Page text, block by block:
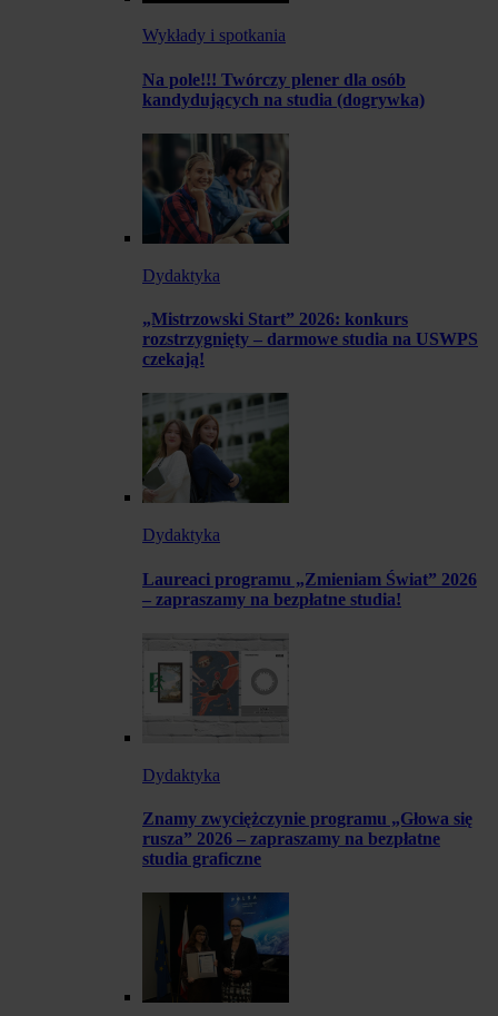
Wykłady i spotkania
Na pole!!! Twórczy plener dla osób
kandydujących na studia (dogrywka)
Dydaktyka
„Mistrzowski Start” 2026: konkurs
rozstrzygnięty – darmowe studia na USWPS
czekają!
Dydaktyka
Laureaci programu „Zmieniam Świat” 2026
– zapraszamy na bezpłatne studia!
Dydaktyka
Znamy zwyciężczynie programu „Głowa się
rusza” 2026 – zapraszamy na bezpłatne
studia graficzne